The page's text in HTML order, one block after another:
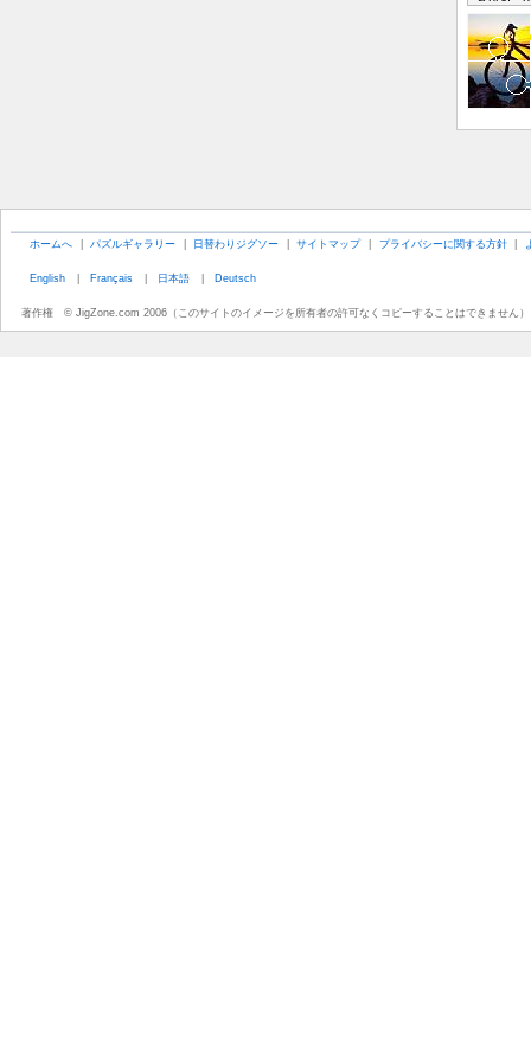
ホームへ | パズルギャラリー | 日替わりジグソー | サイトマップ | プライバシーに関する方針 |
English | Français | 日本語 | Deutsch
著作権 © JigZone.com 2006（このサイトのイメージを所有者の許可なくコピーすることはできません）